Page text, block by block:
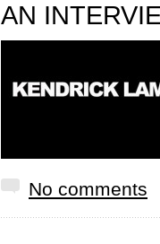
AN
No comments